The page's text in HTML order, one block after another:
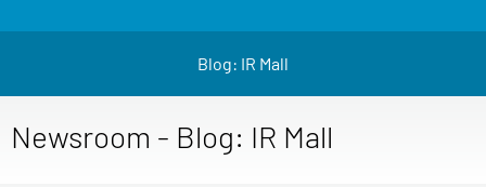
Blog: IR Mall
Newsroom - Blog: IR Mall